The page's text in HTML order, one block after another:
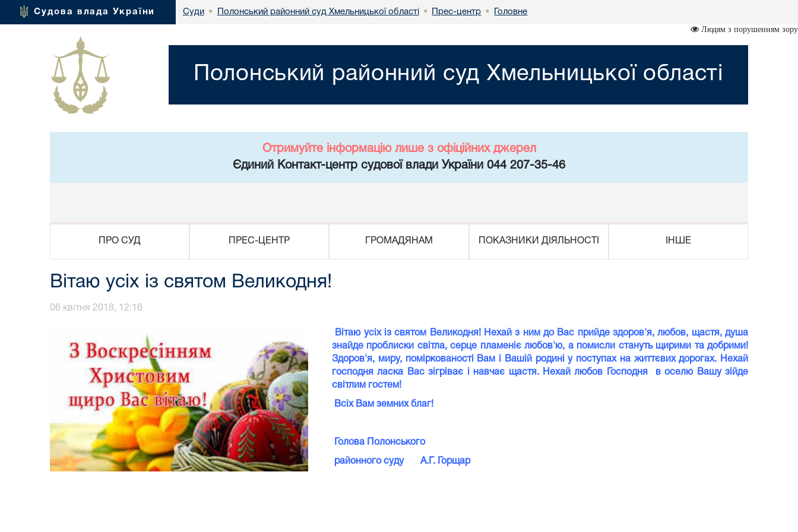
Судова влада України Суди • Полонський районний суд Хмельницької області • Прес-центр • Головне
Людям з порушенням зору
Полонський районний суд Хмельницької області
Отримуйте інформацію лише з офіційних джерел
Єдиний Контакт-центр судової влади України 044 207-35-46
ПРО СУД ПРЕС-ЦЕНТР ГРОМАДЯНАМ ПОКАЗНИКИ ДІЯЛЬНОСТІ ІНШЕ
Вітаю усіх із святом Великодня!
06 квітня 2018, 12:16
Вітаю усіх із святом Великодня! Нехай з ним до Вас прийде здоров'я, любов, щастя, душа
знайде проблиски світла, серце пламеніє любов'ю, а помисли стануть щирими та добрими!
Здоров'я, миру, поміркованості Вам і Вашій родині у поступах на життєвих дорогах. Нехай
господня ласка Вас зігріває і навчає щастя. Нехай любов Господня в оселю Вашу зійде
світлим гостем!
Всіх Вам земних благ!
Голова Полонського
районного суду А.Г. Горщар